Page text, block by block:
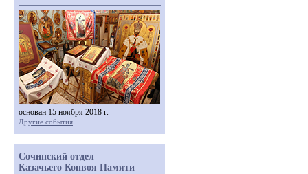
основан 15 ноября 2018 г.
Другие события
Сочинский отдел
Казачьего Конвоя Памяти